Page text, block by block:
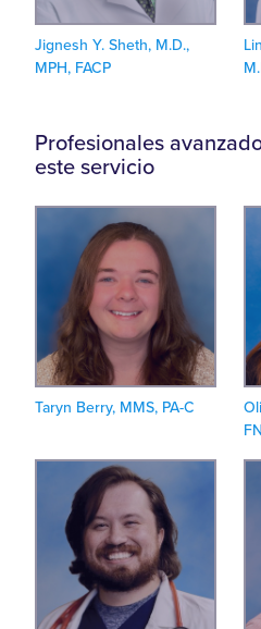
Jignesh Y. Sheth, M.D.,
MPH, FACP
Profesionales
este servicio
Taryn Berry, MMS, PA-C